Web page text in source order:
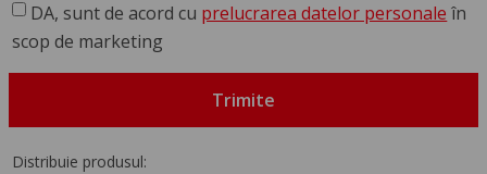
DA, sunt de acord cu prelucrarea datelor personale în
scop de marketing
Trimite
Distribuie produsul: